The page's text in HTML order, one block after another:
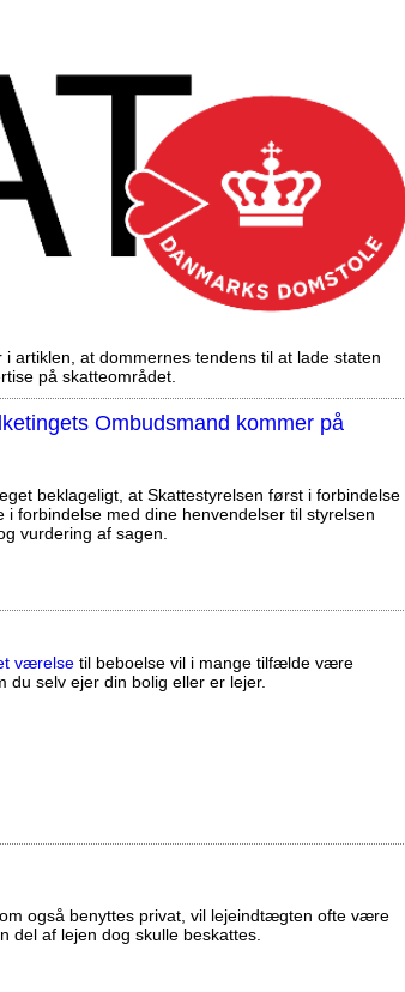
artiklen, at dommernes tendens til at lade staten
på skatteområdet.
Ombudsmand kommer på
beklageligt, at Skattestyrelsen først i forbindelse
forbindelse med dine henvendelser til styrelsen
vurdering af sagen.
værelse til beboelse vil i mange tilfælde være
selv ejer din bolig eller er lejer.
også benyttes privat, vil lejeindtægten ofte være
del af lejen dog skulle beskattes.